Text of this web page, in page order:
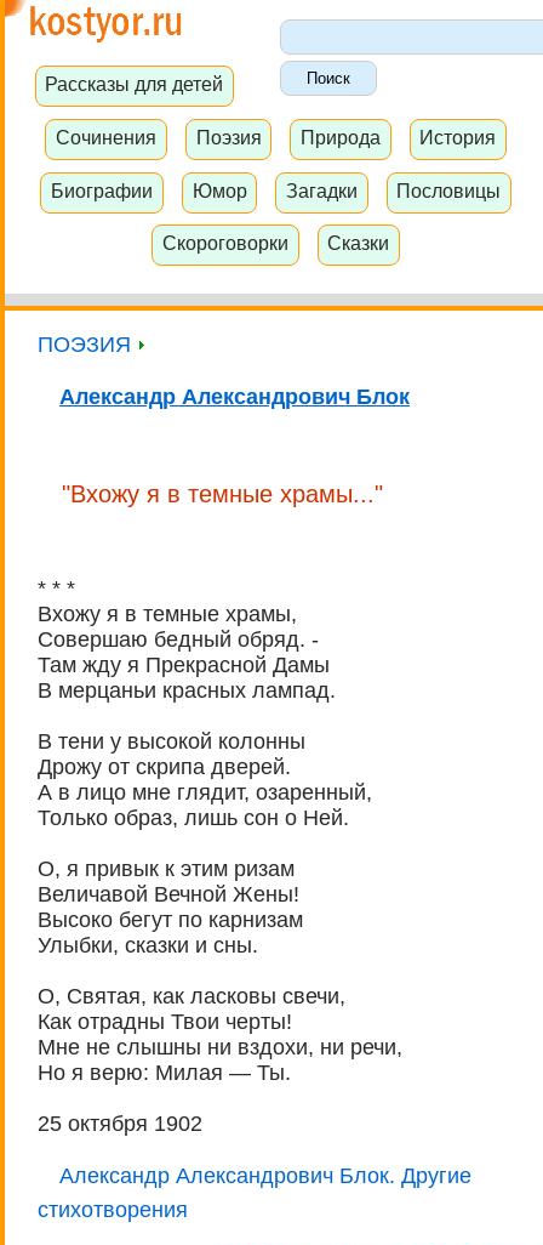
Рассказы для детей
Сочинения Поэзия Природа История
Биографии Юмор Загадки Пословицы
Скороговорки Сказки
ПОЭЗИЯ
Александр Александрович Блок
"Вхожу я в темные храмы..."
* * *
Вхожу я в темные храмы,
Совершаю бедный обряд. -
Там жду я Прекрасной Дамы
В мерцаньи красных лампад.
В тени у высокой колонны
Дрожу от скрипа дверей.
А в лицо мне глядит, озаренный,
Только образ, лишь сон о Ней.
О, я привык к этим ризам
Величавой Вечной Жены!
Высоко бегут по карнизам
Улыбки, сказки и сны.
О, Святая, как ласковы свечи,
Как отрадны Твои черты!
Мне не слышны ни вздохи, ни речи,
Но я верю: Милая — Ты.
25 октября 1902
Александр Александрович Блок. Другие
стихотворения